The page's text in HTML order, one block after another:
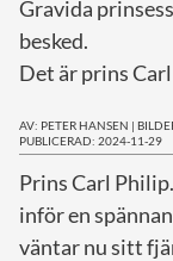
Gravida
besked.
Det är prins
AV: PETER HANSEN |
PUBLICERAD: 2024-11-29
Prins Carl
inför en
väntar nu sitt